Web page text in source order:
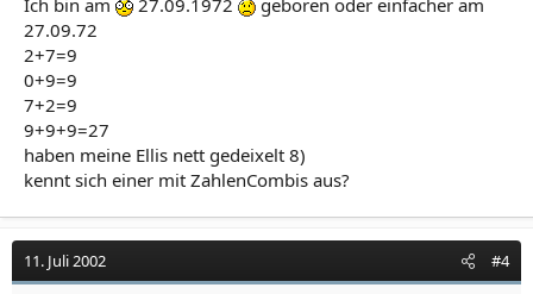
27.09.72
2+7=9
0+9=9
7+2=9
9+9+9=27
haben meine Ellis nett gedeixelt 8)
kennt sich einer mit ZahlenCombis aus?
11. Juli 2002 #4